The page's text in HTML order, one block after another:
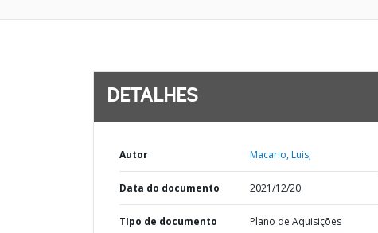
DETALHES
Autor Macario, Luis;
Data do documento 2021/12/20
TIpo de documento Plano de Aquisições